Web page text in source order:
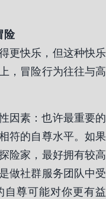
险
更快乐，但这种快乐
，冒险行为往往与高
因素：也许最重要的
符的自尊水平。如果
险家，最好拥有较高
做社群服务团队中受
自尊可能对你更有益